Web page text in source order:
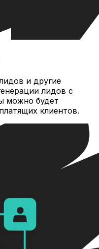
и другие
лидов с
можно будет
клиентов.